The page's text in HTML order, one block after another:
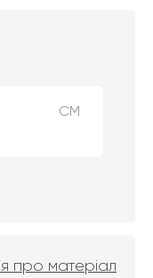
СМ
про матеріал